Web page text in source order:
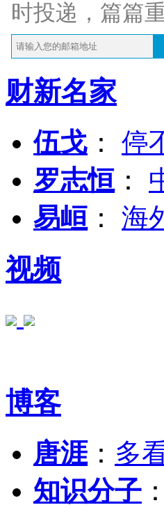
时投递，篇篇
财新名家
伍戈 ： 停
罗志恒 ：
易峘 ： 海
视频
博客
唐涯： 多
知识分子 ：